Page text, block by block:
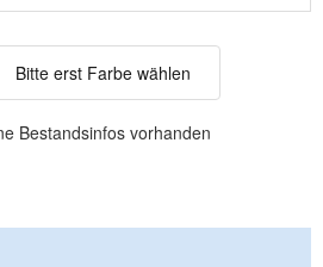
Bitte erst Farbe wählen
Bestandsinfos vorhanden